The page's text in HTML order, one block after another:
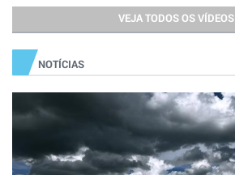
VEJA TODOS OS VÍDEOS
NOTÍCIAS